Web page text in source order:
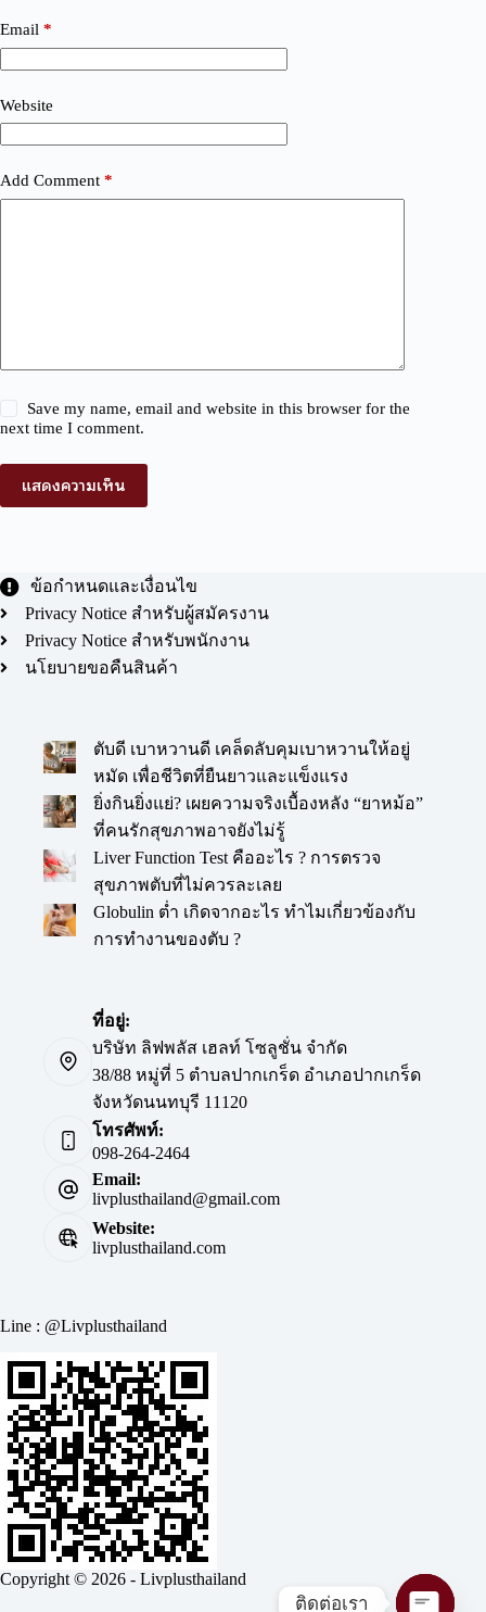
Email *
Website
Add Comment *
Save my name, email and website in this browser for the
next time I comment.
แสดงความเห็น
t
i
:
ข้อกำหนดและเงื่อนไข
Privacy Notice สำหรับผู้สมัครงาน
Privacy Notice สำหรับพนักงาน
นโยบายขอคืนสินค้า
ตับดี เบาหวานดี เคล็ดลับคุมเบาหวานให้อยู่
หมัด เพื่อชีวิตที่ยืนยาวและแข็งแรง
ยิ่งกินยิ่งแย่? เผยความจริงเบื้องหลัง “ยาหม้อ”
ที่คนรักสุขภาพอาจยังไม่รู้
Liver Function Test คืออะไร ? การตรวจ
สุขภาพตับที่ไม่ควรละเลย
Globulin ต่ำ เกิดจากอะไร ทำไมเกี่ยวข้องกับ
การทำงานของตับ ?
ที่อยู่:
บริษัท ลิฟพลัส เฮลท์ โซลูชั่น จำกัด
38/88 หมู่ที่ 5 ตำบลปากเกร็ด อำเภอปากเกร็ด
จังหวัดนนทบุรี 11120
โทรศัพท์:
098-264-2464
Email:
livplusthailand@gmail.com
Website:
livplusthailand.com
Line : @Livplusthailand
Copyright © 2026 - Livplusthailand
ติดต่อเรา